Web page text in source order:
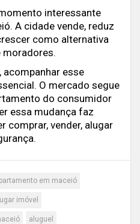
interessante
A cidade vende, reduz
como alternativa
, acompanhar esse
O mercado segue
do consumidor
essa mudança faz
comprar, vender, alugar
em maceió
imóvel
aluguel